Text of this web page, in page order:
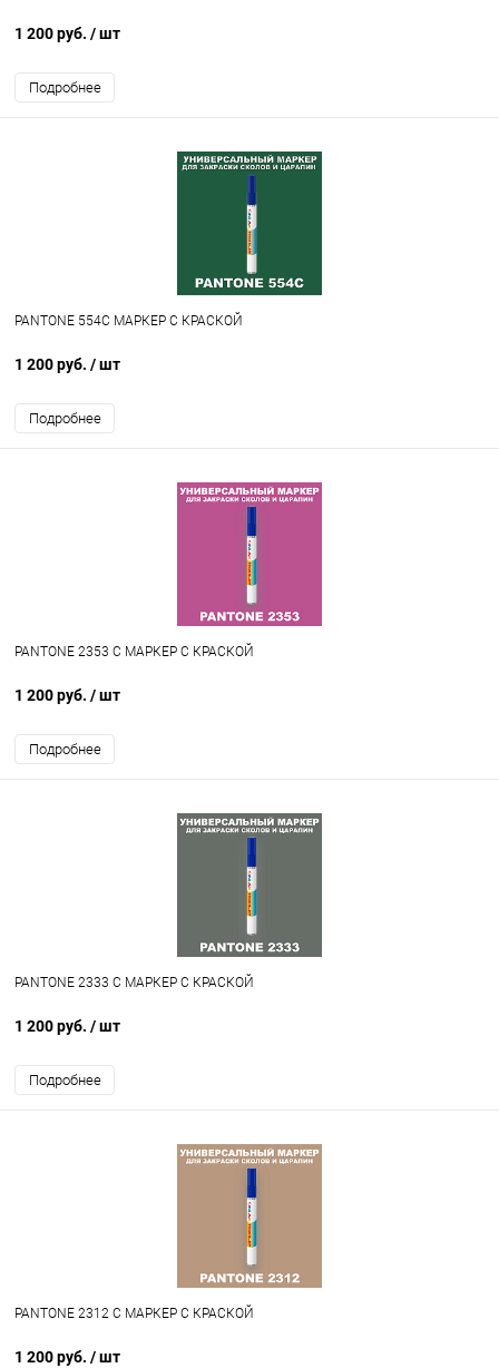
1 200 руб. / шт
Подробнее
PANTONE 554C МАРКЕР С КРАСКОЙ
1 200 руб. / шт
Подробнее
PANTONE 2353 C МАРКЕР С КРАСКОЙ
1 200 руб. / шт
Подробнее
PANTONE 2333 C МАРКЕР С КРАСКОЙ
1 200 руб. / шт
Подробнее
PANTONE 2312 C МАРКЕР С КРАСКОЙ
1 200 руб. / шт